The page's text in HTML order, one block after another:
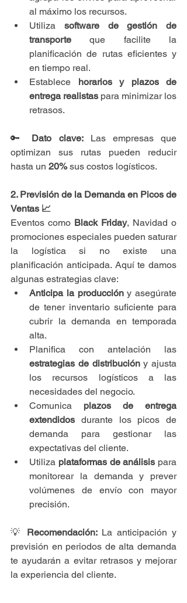
al máximo los recursos.
Utiliza software de gestión de
transporte que facilite la
planificación de rutas eficientes y
en tiempo real.
Establece horarios y plazos de
entrega realistas para minimizar los
retrasos.
🔑 Dato clave: Las empresas que
optimizan sus rutas pueden reducir
hasta un 20% sus costos logísticos.
2. Previsión de la Demanda en Picos de
Ventas 📈
Eventos como Black Friday, Navidad o
promociones especiales pueden saturar
la logística si no existe una
planificación anticipada. Aquí te damos
algunas estrategias clave:
Anticipa la producción y asegúrate
de tener inventario suficiente para
cubrir la demanda en temporada
alta.
estrategias de distribución y ajusta
los recursos logísticos a las
necesidades del negocio.
Comunica plazos de entrega
extendidos durante los picos de
demanda para gestionar las
expectativas del cliente.
Utiliza plataformas de análisis para
monitorear la demanda y prever
volúmenes de envío con mayor
precisión.
💡 Recomendación: La anticipación y
previsión en periodos de alta demanda
te ayudarán a evitar retrasos y mejorar
la experiencia del cliente.